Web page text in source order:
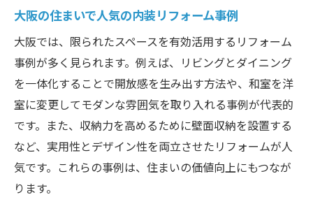
大阪の住まいで人気の内装リフォーム事例
大阪では、限られたスペースを有効活用するリフォーム
事例が多く見られます。例えば、リビングとダイニング
を一体化することで開放感を生み出す方法や、和室を洋
室に変更してモダンな雰囲気を取り入れる事例が代表的
です。また、収納力を高めるために壁面収納を設置する
など、実用性とデザイン性を両立させたリフォームが人
気です。これらの事例は、住まいの価値向上にもつなが
ります。